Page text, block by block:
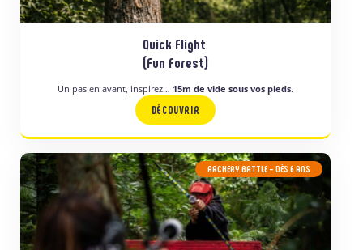
Quick Flight
(Fun Forest)
Un pas en avant, inspirez… 15m de vide sous vos pieds.
DÉCOUVRIR
ARCHERY BATTLE – DÈS 6 ANS